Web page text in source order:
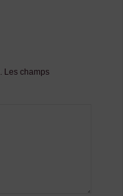
Les champs